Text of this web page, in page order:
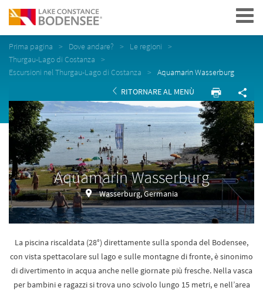
Navigation
Prima pagina Dove andare?
Le regioni
Thurgau-Lago di Costanza
Escursioni nel Thurgau-Lago di Costanza
Aquamarin Wasserburg
RITORNARE AL MENÙ
Aquamarin Wasserburg
Wasserburg, Germania
La piscina riscaldata (28°) direttamente sulla sponda del Bodensee,
con vista spettacolare sul lago e sulle montagne di fronte, è sinonimo
di divertimento in acqua anche nelle giornate più fresche. Nella vasca
per bambini e ragazzi si trova uno scivolo lungo 15 metri, e nell’area